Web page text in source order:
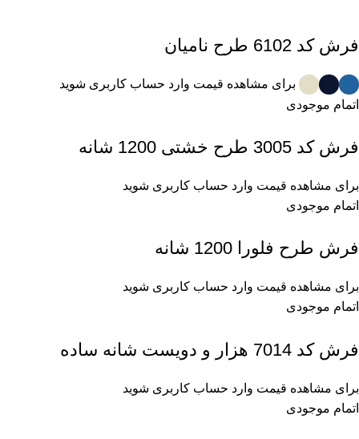
فرش کد 6102 طرح نامیان
برای مشاهده قیمت وارد حساب کاربری شوید
اتمام موجودی
فرش کد 3005 طرح خشتی 1200 شانه
برای مشاهده قیمت وارد حساب کاربری شوید
اتمام موجودی
فرش طرح فلورا 1200 شانه
برای مشاهده قیمت وارد حساب کاربری شوید
اتمام موجودی
فرش کد 7014 هزار و دویست شانه ساده
برای مشاهده قیمت وارد حساب کاربری شوید
اتمام موجودی